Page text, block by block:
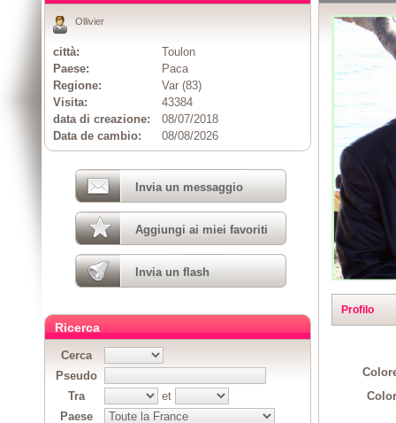
Profilo
Ollivier
città:
Toulon
Paese:
Paca
Regione:
Var (83)
Visita:
43384
data di creazione:
08/07/2018
Data de cambio:
08/08/2026
Invia un messaggio
Aggiungi ai miei favoriti
Invia un flash
Ricerca
Cerca
Pseudo
Tra
et
Paese